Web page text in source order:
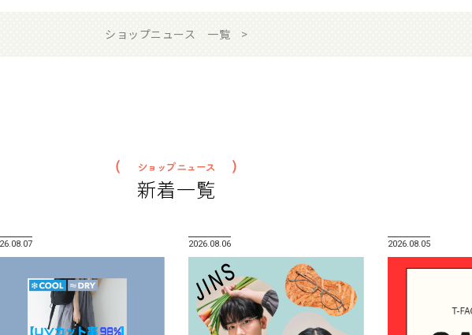
ショップニュース 一覧
新着一覧
2026.08.06 2026.08.05